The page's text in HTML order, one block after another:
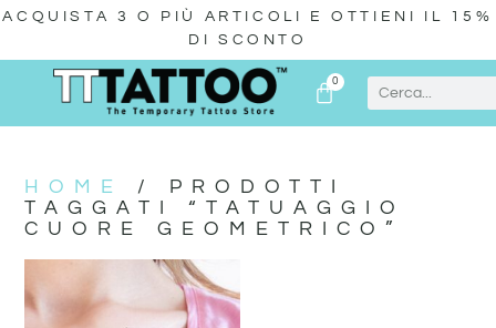
ACQUISTA 3 O PIÙ ARTICOLI E OTTIENI IL 15%
DI SCONTO
0
HOME
/ PRODOTTI
TAGGATI “TATUAGGIO
CUORE GEOMETRICO”